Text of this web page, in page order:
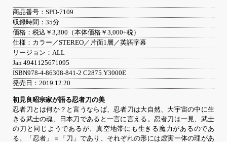
商品番号：SPD-7109
収録時間：35分
価格：税込￥3,300（本体価格￥3,000+税）
仕様：カラー／STEREO／片面1層／英語字幕
リージョン：ALL
Jan 4941125671095
ISBN978-4-86308-841-2 C2875 Y3000E
発売日：2019.12.20
初見良昭宗家が語る忍者刀の美
忍者刀とは何か？と言うならば、忍者刀は大自然、大宇宙の中に生
きる武士の魂、日本刀であると一言に言える。忍者刀は一見、武士
の刀と同じようであるが、真空地帯にも生きる魔力があるのであ
る。「忍者」＝「刀」であり、それぞれの形には虚実一体の理があ